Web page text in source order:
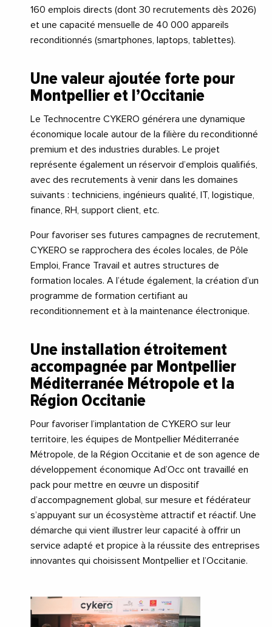
160 emplois directs (dont 30 recrutements dès 2026)
et une capacité mensuelle de 40 000 appareils
reconditionnés (smartphones, laptops, tablettes).
Une valeur ajoutée forte pour
Montpellier et l’Occitanie
Le Technocentre CYKERO générera une dynamique
économique locale autour de la filière du reconditionné
premium et des industries durables. Le projet
représente également un réservoir d’emplois qualifiés,
avec des recrutements à venir dans les domaines
suivants : techniciens, ingénieurs qualité, IT, logistique,
finance, RH, support client, etc.
Pour favoriser ses futures campagnes de recrutement,
CYKERO se rapprochera des écoles locales, de Pôle
Emploi, France Travail et autres structures de
formation locales. A l’étude également, la création d’un
programme de formation certifiant au
reconditionnement et à la maintenance électronique.
Une installation étroitement
accompagnée par Montpellier
Méditerranée Métropole et la
Région Occitanie
Pour favoriser l’implantation de CYKERO sur leur
territoire, les équipes de Montpellier Méditerranée
Métropole, de la Région Occitanie et de son agence de
développement économique Ad’Occ ont travaillé en
pack pour mettre en œuvre un dispositif
d’accompagnement global, sur mesure et fédérateur
s’appuyant sur un écosystème attractif et réactif. Une
démarche qui vient illustrer leur capacité à offrir un
service adapté et propice à la réussite des entreprises
innovantes qui choisissent Montpellier et l’Occitanie.